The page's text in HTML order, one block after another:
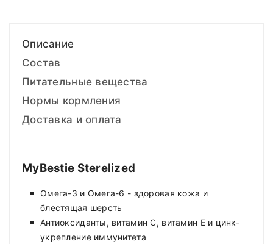
Описание
Состав
Питательные вещества
Нормы кормления
Доставка и оплата
MyBestie Sterelized
Омега-3 и Омега-6 - здоровая кожа и
блестящая шерсть
Антиоксиданты, витамин С, витамин Е и цинк-
укрепление иммунитета